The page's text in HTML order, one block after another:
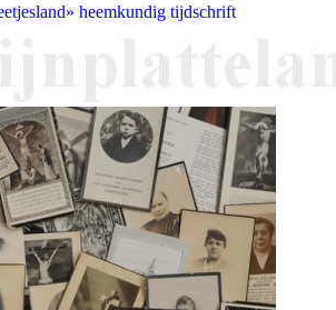
heemkundig tijdschrift